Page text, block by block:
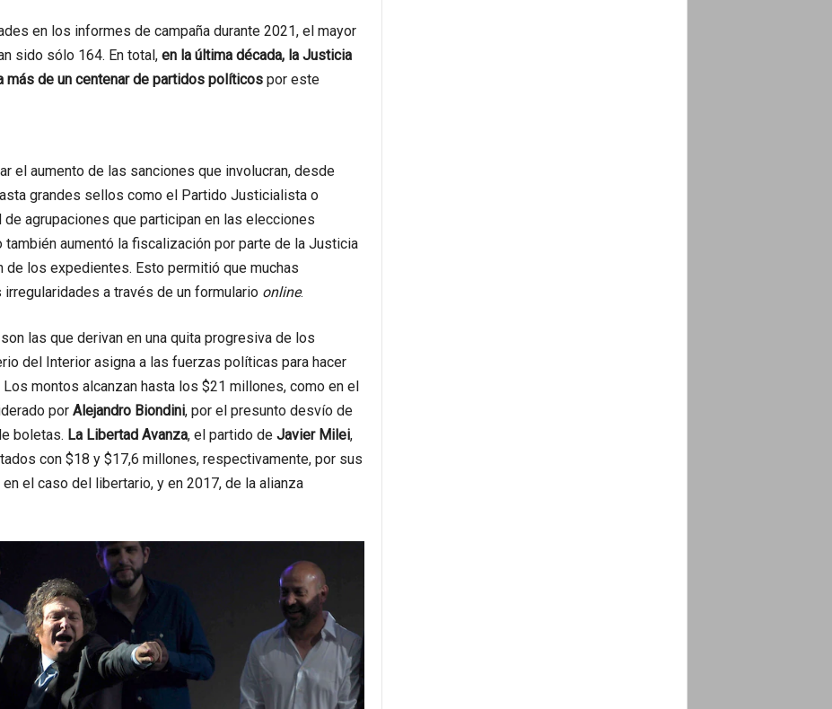
en los informes de campaña durante 2021, el mayor
sido sólo 164. En total, en la última década, la Justicia
de un centenar de partidos políticospor este
el aumento de las sanciones que involucran, desde
grandes sellos como el Partido Justicialista o
agrupaciones que participan en las elecciones
también aumentó la fiscalización por parte de la Justicia
los expedientes. Esto permitió que muchas
a través de un formulario online.
las que derivan en una quita progresiva de los
del Interior asigna a las fuerzas políticas para hacer
montos alcanzan hasta los $21 millones, como en el
por Alejandro Biondini, por el presunto desvío de
boletas. La Libertad Avanza, el partido de Javier Milei,
con $18 y $17,6 millones, respectivamente, por sus
el caso del libertario, y en 2017, de la alianza